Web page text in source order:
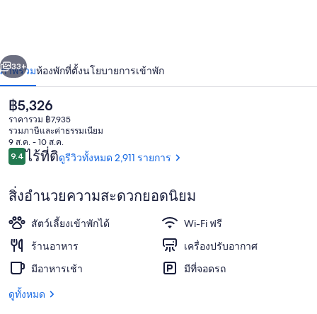
เช่น
บริเวณภายนอก
า
ถัดไป
33+
ภาพรวมห้องพักที่ตั้งนโยบายการเข้าพัก
ราคา
ปัจจุบัน
฿5,326
฿5,326
ราคารวม ฿7,935
รวมภาษีและค่าธรรมเนียม
9 ส.ค. - 10 ส.ค.
รีวิว
9.49.4 จาก 10
ไร้ที่ติดูรีวิวทั้งหมด 2,911 รายการ
สิ่งอำนวยความสะดวกยอดนิยม
สัตว์เลี้ยงเข้าพักได้
Wi-Fi ฟรี
ร้านอาหาร
เครื่องปรับอากาศ
มีอาหารเช้า
มีที่จอดรถ
ดูทั้งหมด